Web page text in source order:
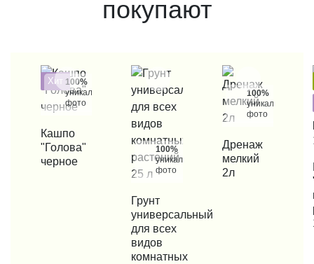
покупают
Хит 100%
уникальные
фото
КУПИТЬ В 1 КЛИК
Кашпо
"Голова"
черное
100%
уникальные
фото
КУПИТЬ В 1 КЛИК
Грунт
универсальный
для всех
видов
комнатных
100%
уникальные
фото
КУПИТЬ В 1 КЛИК
Дренаж
мелкий
2л